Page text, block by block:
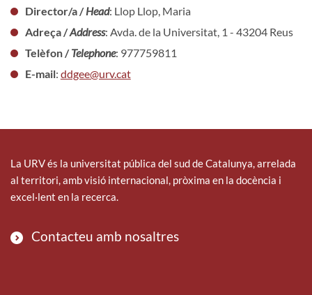
Director/a /Head: Llop Llop, Maria
Adreça /Address: Avda. de la Universitat, 1 - 43204 Reus
Telèfon /Telephone: 977759811
E-mail: ddgee@urv.cat
La URV és la universitat pública del sud de Catalunya, arrelada
al territori, amb visió internacional, pròxima en la docència i
excel·lent en la recerca.
Contacteu amb nosaltres